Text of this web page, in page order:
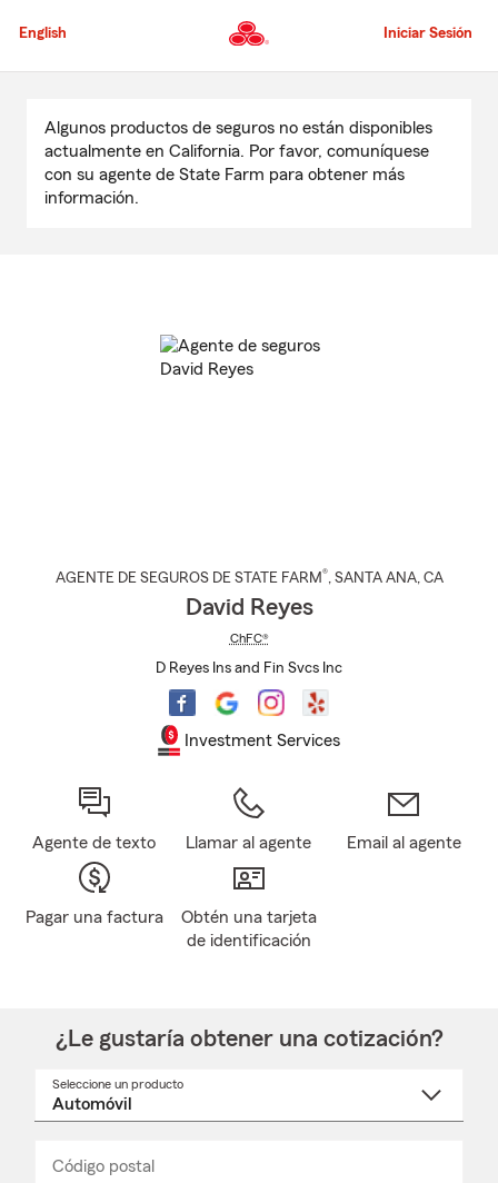
al
principal
English Iniciar Sesión
contenido
principal
Algunos productos de seguros no están disponibles
actualmente en California. Por favor, comuníquese
con su agente de State Farm para obtener más
información.
AGENTE DE SEGUROS DE STATE FARM®, SANTA ANA, CA
David Reyes
ChFC®
D Reyes Ins and Fin Svcs Inc
Investment Services
Agente de texto Llamar al agente Email al agente
Pagar una factura
Obtén una tarjeta
de identificación
¿Le gustaría obtener una cotización?
Seleccione un producto
Código postal
_____